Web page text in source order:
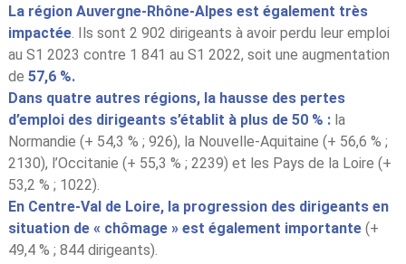
La région Auvergne-Rhône-Alpes est également très
impactée. Ils sont 2 902 dirigeants à avoir perdu leur emploi
au S1 2023 contre 1 841 au S1 2022, soit une augmentation
de 57,6 %.
Dans quatre autres régions, la hausse des pertes
d’emploi des dirigeants s’établit à plus de 50 % : la
Normandie (+ 54,3 % ; 926), la Nouvelle-Aquitaine (+ 56,6 % ;
2130), l’Occitanie (+ 55,3 % ; 2239) et les Pays de la Loire (+
53,2 % ; 1022).
En Centre-Val de Loire, la progression des dirigeants en
situation de « chômage » est également importante (+
49,4 % ; 844 dirigeants).